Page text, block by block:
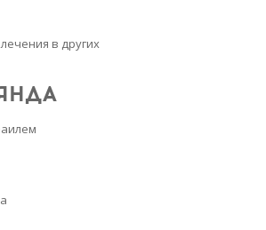
в других